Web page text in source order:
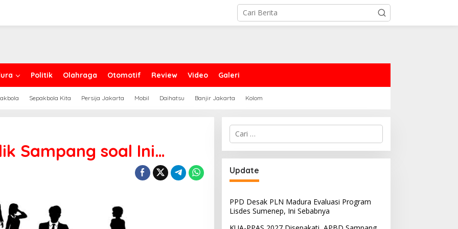
Politik Olahraga Otomotif Review Video Galeri
Sepakbola Kita Persija Jakarta Mobil Daihatsu Banjir Jakarta Kolom
Sampang soal Ini…
Cari
untuk:
Update
PPD Desak PLN Madura Evaluasi Program
Lisdes Sumenep, Ini Sebabnya